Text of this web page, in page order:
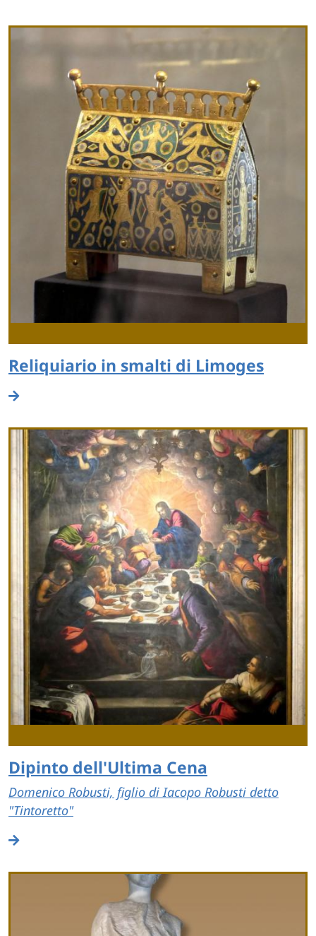
Reliquiario in smalti di Limoges
Dipinto dell'Ultima Cena
Domenico Robusti, figlio di Iacopo Robusti detto
"Tintoretto"